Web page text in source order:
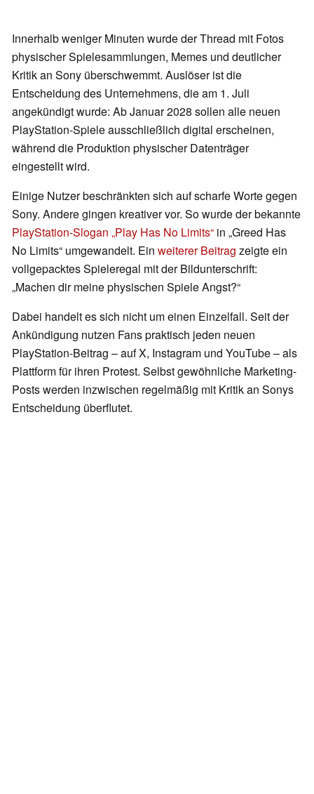
Innerhalb weniger Minuten wurde der Thread mit Fotos
physischer Spielesammlungen, Memes und deutlicher
Kritik an Sony überschwemmt. Auslöser ist die
Entscheidung des Unternehmens, die am 1. Juli
angekündigt wurde: Ab Januar 2028 sollen alle neuen
PlayStation-Spiele ausschließlich digital erscheinen,
während die Produktion physischer Datenträger
eingestellt wird.
Einige Nutzer beschränkten sich auf scharfe Worte gegen
Sony. Andere gingen kreativer vor. So wurde der bekannte
PlayStation-Slogan „Play Has No Limits“ in „Greed Has
No Limits“ umgewandelt. Ein weiterer Beitrag zeigte ein
vollgepacktes Spieleregal mit der Bildunterschrift:
„Machen dir meine physischen Spiele Angst?“
Dabei handelt es sich nicht um einen Einzelfall. Seit der
Ankündigung nutzen Fans praktisch jeden neuen
PlayStation-Beitrag – auf X, Instagram und YouTube – als
Plattform für ihren Protest. Selbst gewöhnliche Marketing-
Posts werden inzwischen regelmäßig mit Kritik an Sonys
Entscheidung überflutet.